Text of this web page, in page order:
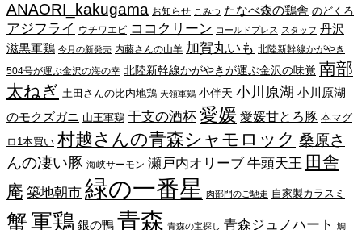
ブ
ANAORI_kakugama お知らせ こみつ たなべ森の鶏舎 のどくろ
アジフライ ウチワエビ ココクリーン コールドプレス スタッフ 丹沢
滋黒軍鶏 今月の新発売 内藤さんの山羊 加賀丸いも 北陸新幹線かがやき
504号が運ぶ金沢の海の幸 北陸新幹線かがやきが運ぶ金沢の味覚 南部
太ねぎ 土田さんの比内地鶏 天領軍鶏 小伴天 小川原湖 小川原湖
のモクズガニ 山王軍鶏 干支の酒杯 愛媛 愛媛甘とろ豚 本マグ
ロ1本買い 村越さんの青森シャモロック 桑原さ
んの凄い豚 海峡サーモン 瀬戸内オリーブ 牛頭天王 田舎
庵 築地朝市 緑の一番星 肉部門のご馳走 自家製カラスミ
蟹軍鶏 銀の鴨 青森 青森の宝探し 青森ジュノハート 鯛